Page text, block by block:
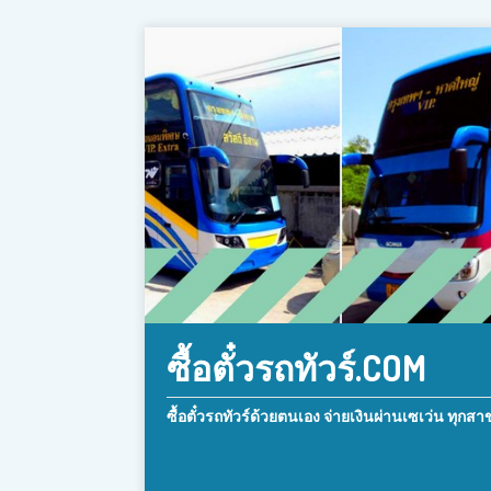
ซื้อตั๋วรถทัวร์.COM
ซื้อตั๋วรถทัวร์ด้วยตนเอง จ่ายเงินผ่านเซเว่น ทุกสา